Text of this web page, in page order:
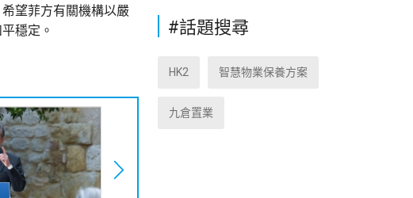
望菲方有關機構以嚴
穩定。
#話題搜尋
HK2 智慧物業保養方案
九倉置業